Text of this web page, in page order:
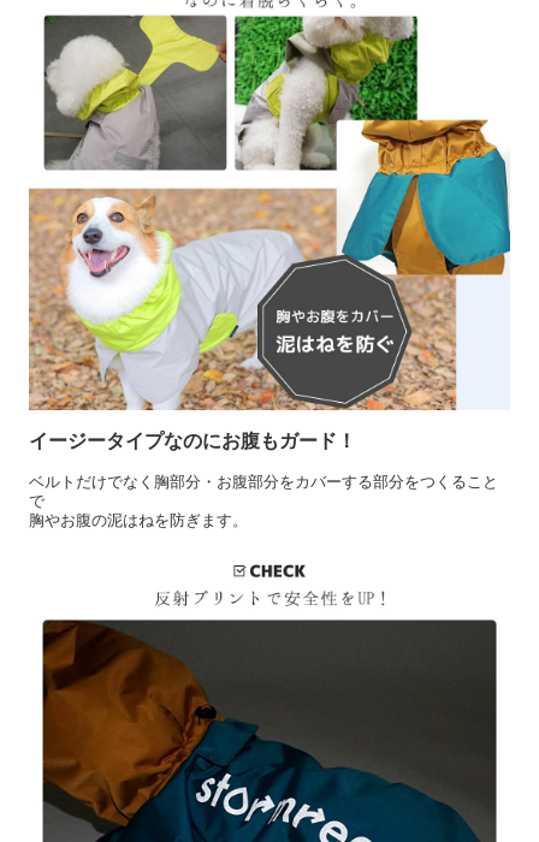
イージータイプなのにお腹もガード！
ベルトだけでなく胸部分・お腹部分をカバーする部分をつくること
で
胸やお腹の泥はねを防ぎます。